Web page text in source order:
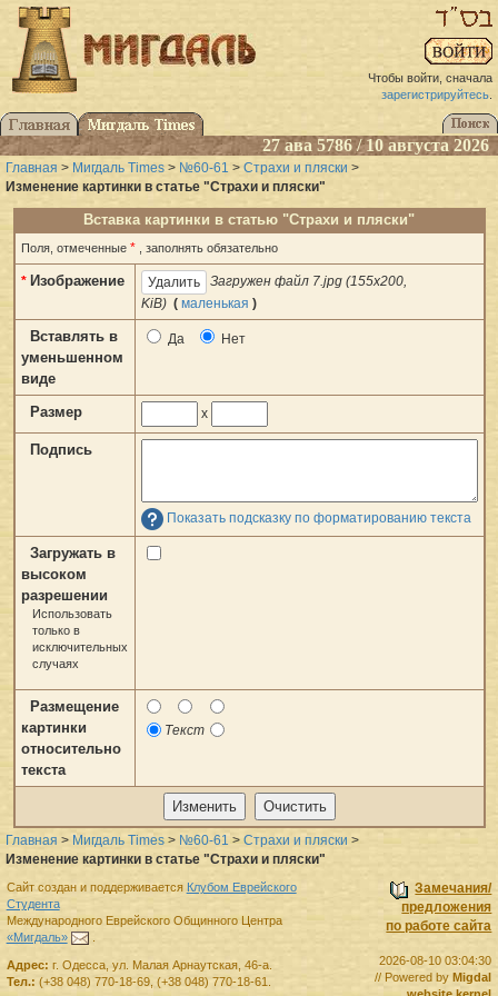
Чтобы войти, сначала
зарегистрируйтесь.
27 ава 5786 / 10 августа 2026
Главная > Мигдаль Times > №60-61 > Страхи и пляски >
Изменение картинки в статье "Страхи и пляски"
Вставка картинки в статью "Страхи и пляски"
Поля, отмеченные * , заполнять обязательно
* Изображение
Загружен файл 7.jpg (155x200,
KiB) ( маленькая )
Вставлять в
уменьшенном
виде
Да Нет
Размер x
Подпись
Показать подсказку по форматированию текста
Загружать в
высоком
разрешении
Использовать
только в
исключительных
случаях
Размещение
картинки
относительно
текста
Текст
Главная > Мигдаль Times > №60-61 > Страхи и пляски >
Изменение картинки в статье "Страхи и пляски"
Замечания/
предложения
по работе сайта
2026-08-10 03:04:30
// Powered by Migdal
Сайт создан и поддерживается Клубом Еврейского
Студента
Международного Еврейского Общинного Центра
«Мигдаль»
Адрес: г. Одесса, ул. Малая Арнаутская, 46-а.
Тел.: (+38 048) 770-18-69, (+38 048) 770-18-61